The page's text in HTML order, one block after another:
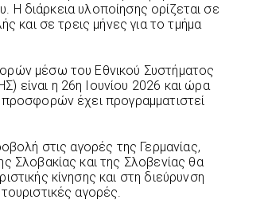
Η διάρκεια υλοποίησης ορίζεται σε
και σε τρεις μήνες για το τμήμα
μέσω του Εθνικού Συστήματος
είναι η 26η Ιουνίου 2026 και ώρα
έχει προγραμματιστεί
στις αγορές της Γερμανίας,
Σλοβακίας και της Σλοβενίας θα
κίνησης και στη διεύρυνση
αγορές.